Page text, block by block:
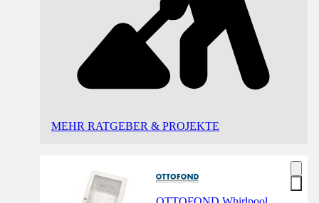
MEHR RATGEBER & PROJEKTE